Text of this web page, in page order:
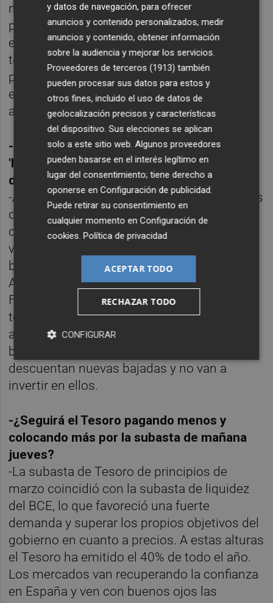
medio de una crisis económica fuerte, un
país en recesión, y eso se refleja en las
expectativas de beneficios futuras. Aunque
tengamos el PER más bajo que las
principales bolsas del continente, la nuestra
es la menos atractiva debido a la coyuntura
actual por la que atraviesa España.
-¿Qué valores son de su agrado para
'hincarles el diente' en estos momentos y
de cuáles se mantendría alejado?
-Ante la coyuntura actual del país, con caídas
de consumo importantes y escaso
crecimiento económico, hay que buscar
valores que obtengan gran parte de los
beneficios fuera de nuestras fronteras.
Amadeus, Técnicas Reunidas, Mittal Steel,
Ferrovial, Telefónica y Repsol son valores a
tener en cuenta. Nos mantendríamos
alejados de los bancos, que aunque estén
baratos, los inversores internacionales
descuentan nuevas bajadas y no van a
invertir en ellos.
-¿Seguirá el Tesoro pagando menos y
colocando más por la subasta de mañana
jueves?
-La subasta de Tesoro de principios de
marzo coincidió con la subasta de liquidez
del BCE, lo que favoreció una fuerte
demanda y superar los propios objetivos del
gobierno en cuanto a precios. A estas alturas
el Tesoro ha emitido el 40% de todo el año.
Los mercados van recuperando la confianza
en España y ven con buenos ojos las
y datos de navegación, para ofrecer
anuncios y contenido personalizados, medir
anuncios y contenido, obtener información
sobre la audiencia y mejorar los servicios.
Proveedores de terceros (1913) también
pueden procesar sus datos para estos y
otros fines, incluido el uso de datos de
geolocalización precisos y características
del dispositivo. Sus elecciones se aplican
solo a este sitio web. Algunos proveedores
pueden basarse en el interés legítimo en
lugar del consentimiento; tiene derecho a
oponerse enConfiguración de publicidad
Puede retirar su consentimiento en
cualquier momento enConfiguración de
cookies .Política de privacidad
ACEPTAR TODO
RECHAZAR TODO
CONFIGURAR